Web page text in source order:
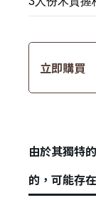
立即購買
由於其獨特
的，可能存